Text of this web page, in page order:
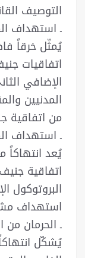
التوصيف
ـ استهداف
من اتفاقية
ـ استهداف
البروتوكول
استهداف
ـ الحرمان